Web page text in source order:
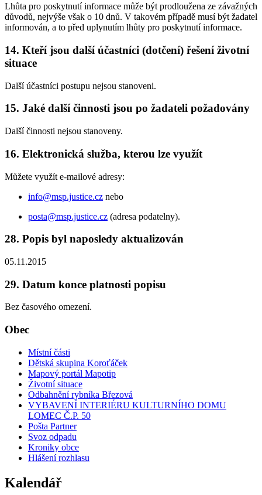
Lhůta pro poskytnutí informace může být prodloužena ze závažných
důvodů, nejvýše však o 10 dnů. V takovém případě musí být žadatel
informován, a to před uplynutím lhůty pro poskytnutí informace.
14. Kteří jsou další účastníci (dotčení) řešení životní
situace
Další účastníci postupu nejsou stanoveni.
15. Jaké další činnosti jsou po žadateli požadovány
Další činnosti nejsou stanoveny.
16. Elektronická služba, kterou lze využít
Můžete využít e-mailové adresy:
info@msp.justice.cz nebo
posta@msp.justice.cz (adresa podatelny).
28. Popis byl naposledy aktualizován
05.11.2015
29. Datum konce platnosti popisu
Bez časového omezení.
Obec
Místní části
Dětská skupina Koroťáček
Mapový portál Mapotip
Životní situace
Odbahnění rybníka Březová
VYBAVENÍ INTERIÉRU KULTURNÍHO DOMU
LOMEC Č.P. 50
Pošta Partner
Svoz odpadu
Kroniky obce
Hlášení rozhlasu
Kalendář